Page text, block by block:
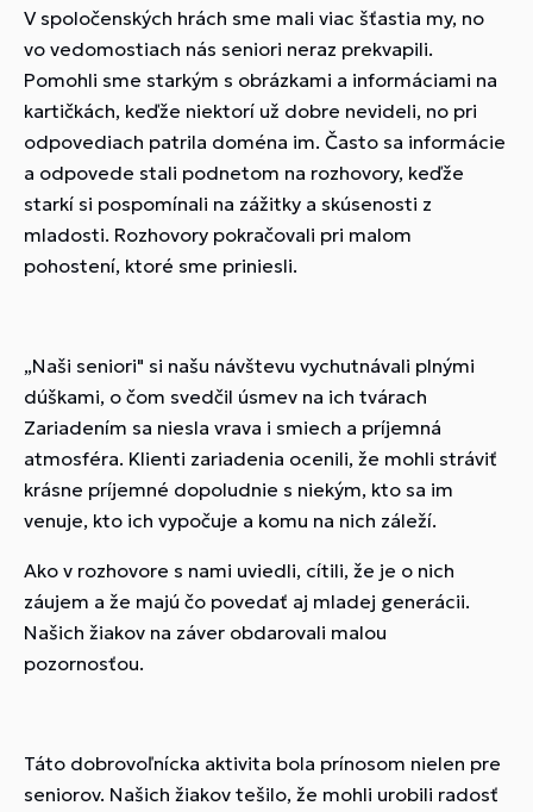
V spoločenských hrách sme mali viac šťastia my, no
vo vedomostiach nás seniori neraz prekvapili.
Pomohli sme starkým s obrázkami a informáciami na
kartičkách, keďže niektorí už dobre nevideli, no pri
odpovediach patrila doména im. Často sa informácie
a odpovede stali podnetom na rozhovory, keďže
starkí si pospomínali na zážitky a skúsenosti z
mladosti. Rozhovory pokračovali pri malom
pohostení, ktoré sme priniesli.
„Naši seniori" si našu návštevu vychutnávali plnými
dúškami, o čom svedčil úsmev na ich tvárach
Zariadením sa niesla vrava i smiech a príjemná
atmosféra. Klienti zariadenia ocenili, že mohli stráviť
krásne príjemné dopoludnie s niekým, kto sa im
venuje, kto ich vypočuje a komu na nich záleží.
Ako v rozhovore s nami uviedli, cítili, že je o nich
záujem a že majú čo povedať aj mladej generácii.
Našich žiakov na záver obdarovali malou
pozornosťou.
Táto dobrovoľnícka aktivita bola prínosom nielen pre
seniorov. Našich žiakov tešilo, že mohli urobili radosť